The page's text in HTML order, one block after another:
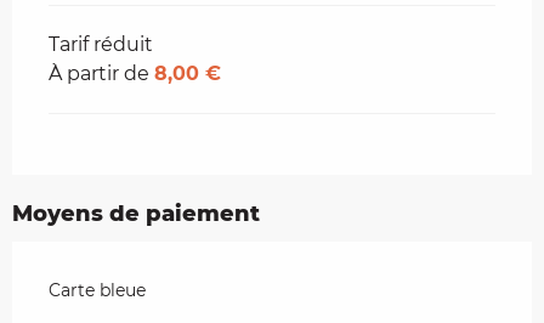
Tarif réduit
À partir de 8,00 €
Moyens de paiement
Carte bleue